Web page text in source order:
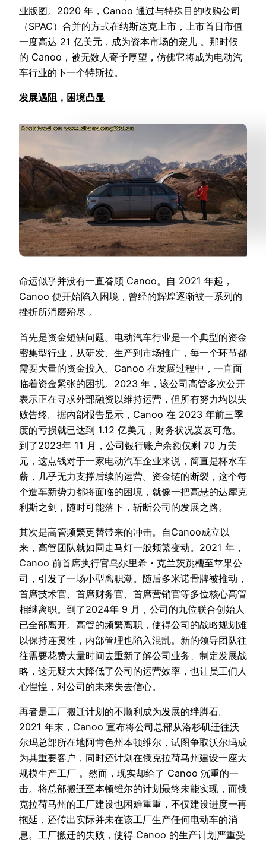
业版图。2020 年，Canoo 通过与特殊目的收购公司
（SPAC）合并的方式在纳斯达克上市，上市首日市值
一度高达 21 亿美元，成为资本市场的宠儿 。那时候
的 Canoo，被无数人寄予厚望，仿佛它将成为电动汽
车行业的下一个特斯拉。
发展遇阻，困境凸显
命运似乎并没有一直眷顾 Canoo。自 2021 年起，
Canoo 便开始陷入困境，曾经的辉煌逐渐被一系列的
挫折所消磨殆尽 。
首先是资金短缺问题。电动汽车行业是一个典型的资金
密集型行业，从研发、生产到市场推广，每一个环节都
需要大量的资金投入。Canoo 在发展过程中，一直面
临着资金紧张的困扰。2023 年，该公司高管多次公开
表示正在寻求外部融资以维持运营，但所有努力均以失
败告终。据内部报告显示，Canoo 在 2023 年前三季
度的亏损就已达到 1.12 亿美元，财务状况岌岌可危。
到了2023年 11 月，公司银行账户余额仅剩 70 万美
元，这点钱对于一家电动汽车企业来说，简直是杯水车
薪，几乎无力支撑后续的运营。资金链的断裂，这个每
个造车新势力都将面临的困境，就像一把高悬的达摩克
利斯之剑，随时可能落下，斩断公司的发展之路。
其次是高管频繁更替带来的冲击。自Canoo成立以
来，高管团队就如同走马灯一般频繁变动。2021 年，
Canoo 前首席执行官乌尔里希・克兰茨跳槽至苹果公
司，引发了一场小型离职潮。随后多米诺骨牌被推动，
首席技术官、首席财务官、首席营销官等多位核心高管
相继离职。到了2024年 9 月，公司的九位联合创始人
已全部离开。高管的频繁离职，使得公司的战略规划难
以保持连贯性，内部管理也陷入混乱。新的领导团队往
往需要花费大量时间去重新了解公司业务、制定发展战
略，这无疑大大降低了公司的运营效率，也让员工们人
心惶惶，对公司的未来失去信心。
再者是工厂搬迁计划的不顺利成为发展的绊脚石。
2021 年末，Canoo 宣布将公司总部从洛杉矶迁往沃
尔玛总部所在地阿肯色州本顿维尔，试图争取沃尔玛成
为其重要客户，同时还计划在俄克拉荷马州建设一座大
规模生产工厂 。然而，现实却给了 Canoo 沉重的一
击。将总部搬迁至本顿维尔的计划最终未能实现，而俄
克拉荷马州的工厂建设也困难重重，不仅建设进度一再
拖延，还传出实际并未在该工厂生产任何电动车的消
息。工厂搬迁的失败，使得 Canoo 的生产计划严重受